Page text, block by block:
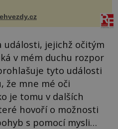
události, jejichž očitým
v mém duchu rozpor
tyto události
že mne mé oči
je tomu v dalších
hovoří o možnosti
s pomocí mysli…